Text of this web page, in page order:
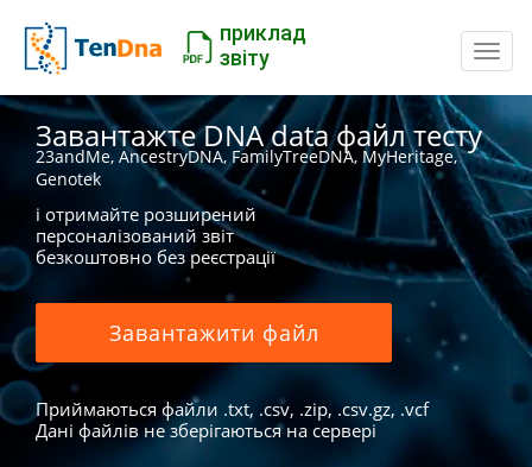
приклад
звіту
Завантажте DNA data файл тесту
23andMe, AncestryDNA, FamilyTreeDNA, MyHeritage,
Genotek
і отримайте розширений
персоналізований звіт
безкоштовно без реєстрації
Завантажити файл
Приймаються файли .txt, .csv, .zip, .csv.gz, .vcf
Дані файлів не зберігаються на сервері